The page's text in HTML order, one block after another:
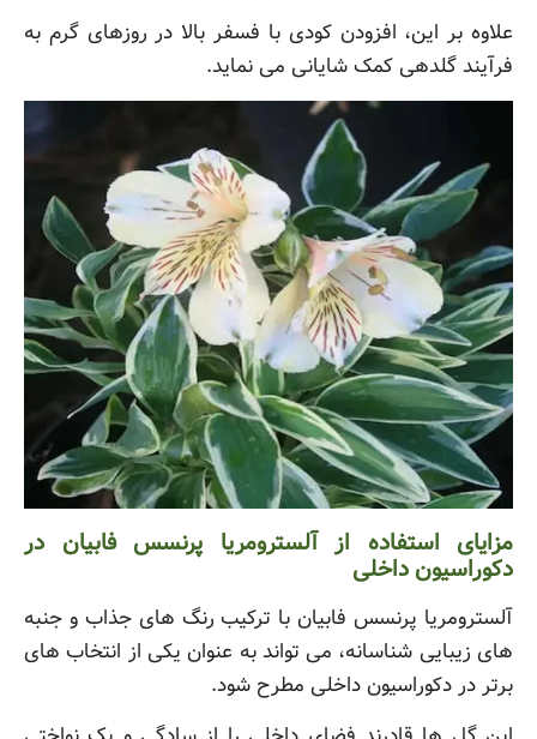
علاوه بر این، افزودن کودی با فسفر بالا در روزهای گرم به
فرآیند گلدهی کمک شایانی می نماید.
مزایای استفاده از آلسترومریا پرنسس فابیان در
دکوراسیون داخلی
آلسترومریا پرنسس فابیان با ترکیب رنگ های جذاب و جنبه
های زیبایی شناسانه، می تواند به عنوان یکی از انتخاب های
برتر در دکوراسیون داخلی مطرح شود.